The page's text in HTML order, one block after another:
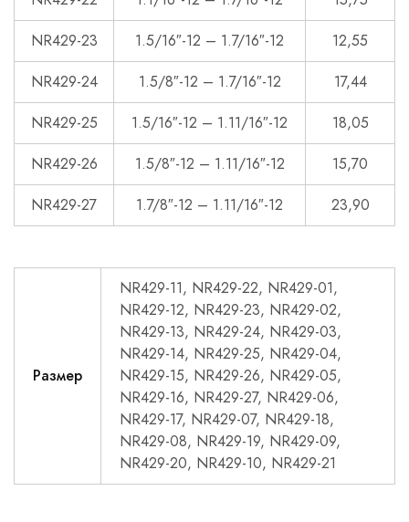
NR429-23
1.5/16″-12 – 1.7/16″-12
12,55
NR429-24
1.5/8″-12 – 1.7/16″-12
17,44
NR429-25
1.5/16″-12 – 1.11/16″-12
18,05
NR429-26
1.5/8″-12 – 1.11/16″-12
15,70
NR429-27
1.7/8″-12 – 1.11/16″-12 23,90
Размер
NR429-11, NR429-22, NR429-01,
NR429-12, NR429-23, NR429-02,
NR429-13, NR429-24, NR429-03,
NR429-14, NR429-25, NR429-04,
NR429-15, NR429-26, NR429-05,
NR429-16, NR429-27, NR429-06,
NR429-17, NR429-07, NR429-18,
NR429-08, NR429-19, NR429-09,
NR429-20, NR429-10, NR429-21